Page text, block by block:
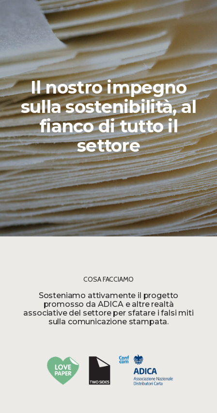
Il nostro impegno
sulla sostenibilità, al
fiancodi tutto il
settore
COSA FACCIAMO
Sosteniamo attivamente il progetto
promosso da ADICA e altre realtà
associative del settore per sfatare i falsi miti
sulla comunicazione stampata.